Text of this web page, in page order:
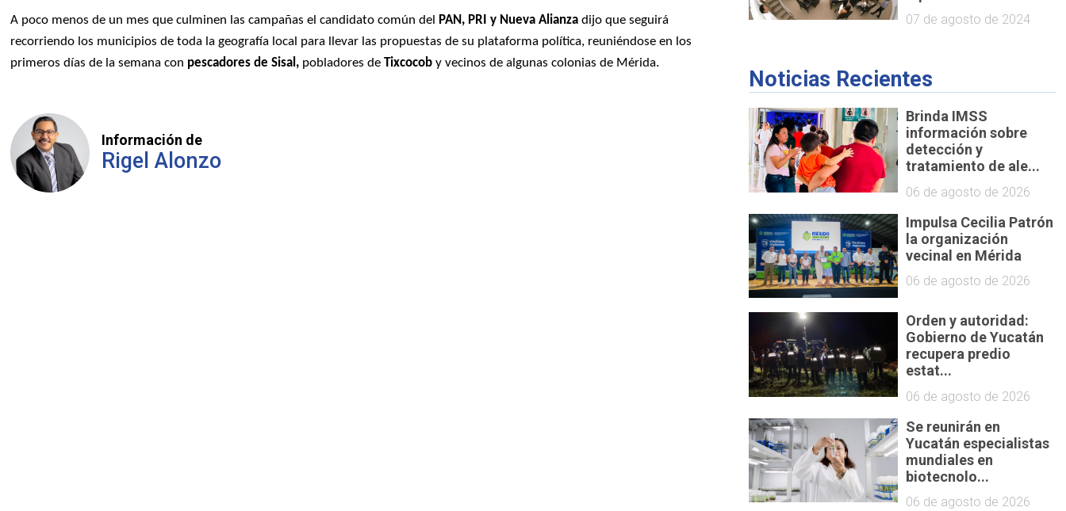
A poco menos de un mes que culminen las campañas el candidato común del PAN, PRI y Nueva Alianza dijo que seguirá
recorriendo los municipios de toda la geografía local para llevar las propuestas de su plataforma política, reuniéndose en los
primeros días de la semana con pescadores de Sisal, pobladores deTixcocob y vecinos de algunas colonias de Mérida.
Información de
Rigel Alonzo
07 de agosto de 2024
Noticias Recientes
Brinda IMSS
información sobre
detección y
tratamiento de ale...
06 de agosto de 2026
Impulsa Cecilia Patrón
la organización
vecinal en Mérida
06 de agosto de 2026
Orden y autoridad:
Gobierno de Yucatán
recupera predio
estat...
06 de agosto de 2026
Se reunirán en
Yucatán especialistas
mundiales en
biotecnolo...
06 de agosto de 2026